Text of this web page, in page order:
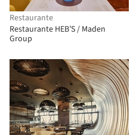
Restaurante
Restaurante HEB’S / Maden
Group